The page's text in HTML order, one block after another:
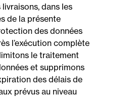
dans les
de la présente
des données
l’exécution complète
le traitement
et supprimons
des délais de
prévus au niveau